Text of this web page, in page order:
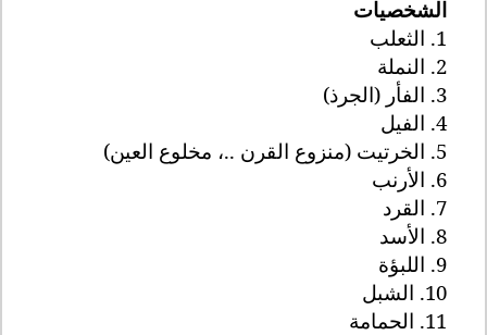
الشخصيات
1. الثعلب
2. النملة
3. الفأر
(الجرذ)
4. الفيل
5. الخرتيت (منزوع القرن ..، مخلوع العين)
6. الأرنب
7. القرد
8. الأسد
9. اللب
ؤة
10. الشبل
11. الحمامة